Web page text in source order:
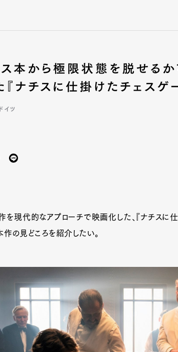
本から極限状態を脱せる
ナチスに仕掛けたチェスゲー
ドイツ
現代的なアプローチで映画化した、『ナチスに仕
の見どころを紹介したい。